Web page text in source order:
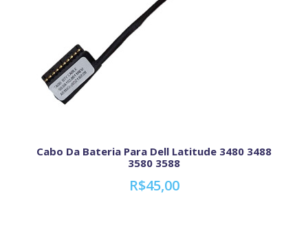
Cabo Da Bateria Para Dell Latitude 3480 3488
3580 3588
R$45,00